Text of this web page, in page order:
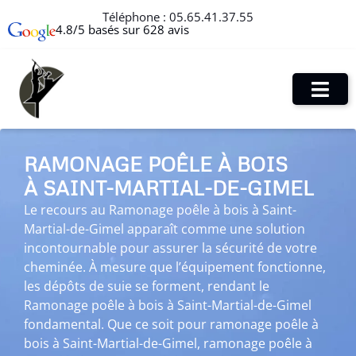
Téléphone : 05.65.41.37.55
4.8/5 basés sur 628 avis
RAMONAGE POÊLE À BOIS
À SAINT-MARTIAL-DE-GIMEL
Le recours au Ramonage poêle à bois à Saint-
Martial-de-Gimel apparaît comme une solution
incontournable pour assurer la sécurité de votre
cheminée. À mesure que l’équipement fonctionne,
les dépôts de suie se forment, rendant le
Ramonage poêle à bois à Saint-Martial-de-Gimel
fondamental. Que ce soit pour ramonage poêle à
bois à Saint-Martial-de-Gimel, ramonage poêle à